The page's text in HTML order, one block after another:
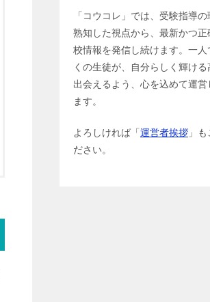
「コウコレ」では、受験指導の
熟知した視点から、最新かつ正
校情報を発信し続けます。一人
くの生徒が、自分らしく輝ける
出会えるよう、心を込めて運営
ます。
よろしければ「運営者挨拶 」も
ださい。